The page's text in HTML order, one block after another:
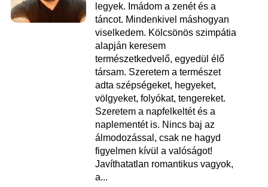
legyek. Imádom a zenét és a
táncot. Mindenkivel máshogyan
viselkedem. Kölcsönös szimpátia
alapján keresem
természetkedvelő, egyedül élő
társam. Szeretem a természet
adta szépségeket, hegyeket,
völgyeket, folyókat, tengereket.
Szeretem a napfelkeltét és a
naplementét is. Nincs baj az
álmodozással, csak ne hagyd
figyelmen kívül a valóságot!
Javíthatatlan romantikus vagyok,
a...